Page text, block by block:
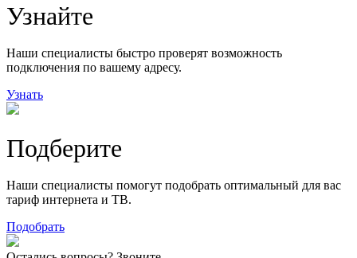
29
Узнайте
Наши специалисты быстро проверят возможность
подключения по вашему адресу.
Узнать
Подберите
Наши специалисты помогут подобрать оптимальный для вас
тариф интернета и ТВ.
Подобрать